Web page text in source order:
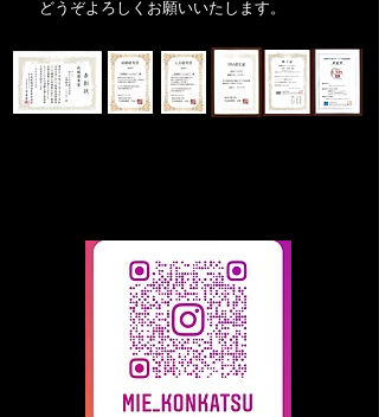
どうぞよろしくお願いいたします。